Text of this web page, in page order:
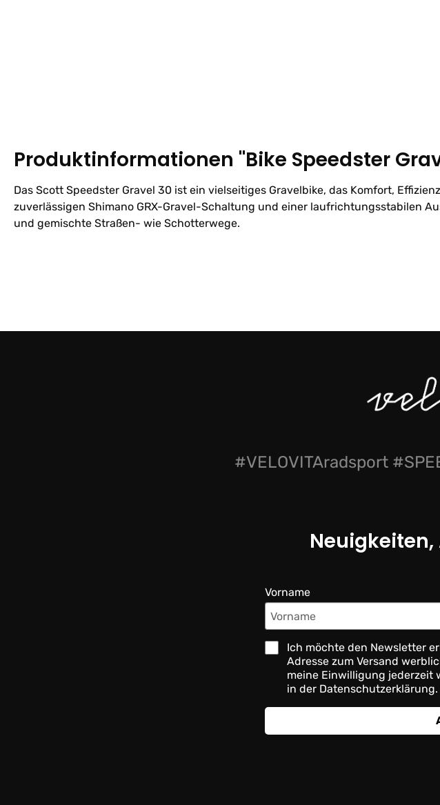
Produktinformationen "Bike Speedster
Das Scott Speedster Gravel 30 ist ein vielseitiges Gravelbike, das Komfort,
zuverlässigen Shimano GRX-Gravel-Schaltung und einer laufrichtungsstabilen
und gemischte Straßen- wie Schotterwege.
#VELOVITAradsport
Vorname
Ich möchte den Newsletter
Adresse zum Versand
meine Einwilligung jederzeit
in der Datenschutzerklärung.